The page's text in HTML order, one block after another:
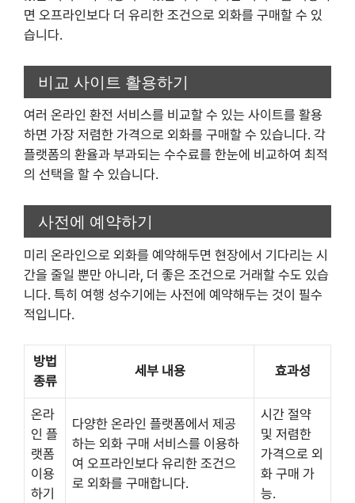
면 오프라인보다 더 유리한 조건으로 외화를 구매할 수 있
습니다.
비교 사이트 활용하기
여러 온라인 환전 서비스를 비교할 수 있는 사이트를 활용
하면 가장 저렴한 가격으로 외화를 구매할 수 있습니다. 각
플랫폼의 환율과 부과되는 수수료를 한눈에 비교하여 최적
의 선택을 할 수 있습니다.
사전에 예약하기
미리 온라인으로 외화를 예약해두면 현장에서 기다리는 시
간을 줄일 뿐만 아니라, 더 좋은 조건으로 거래할 수도 있습
니다. 특히 여행 성수기에는 사전에 예약해두는 것이 필수
적입니다.
방법
종류
세부 내용 효과성
온라
인 플
랫폼
이용
하기
다양한 온라인 플랫폼에서 제공
하는 외화 구매 서비스를 이용하
여 오프라인보다 유리한 조건으
로 외화를 구매합니다.
시간 절약
및 저렴한
가격으로 외
화 구매 가
능.